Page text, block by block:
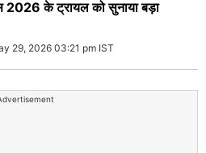
2026 के ट्रायल को सुनाया बड़ा
29, 2026 03:21 pm IST